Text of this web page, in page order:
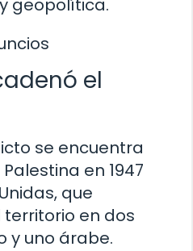
geopolítica.
el
se encuentra
en 1947
que
en dos
y uno árabe.